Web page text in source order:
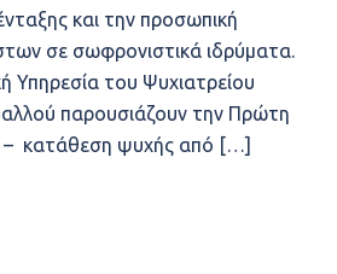
και την προσωπική
σε σωφρονιστικά ιδρύματα.
Υπηρεσία του Ψυχιατρείου
παρουσιάζουν την Πρώτη
– κατάθεση ψυχής από […]